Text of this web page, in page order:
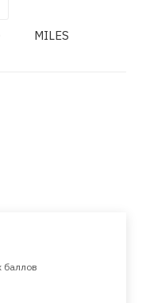
MILES
баллов